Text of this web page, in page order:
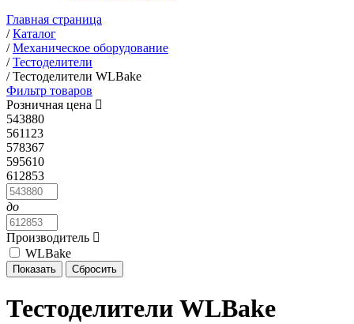
Главная страница
/Каталог
/Механическое оборудование
/Тестоделители
/Тестоделители WLBake
Фильтр товаров
Розничная цена
543880
561123
578367
595610
612853
до
Производитель
WLBake
Тестоделители WLBake